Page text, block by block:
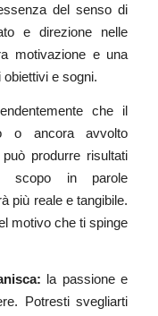
del senso di
e direzione nelle
motivazione e una
e sogni.
che il
o ancora avvolto
produrre risultati
scopo in parole
più reale e tangibile.
motivo che ti spinge
la passione e
Potresti svegliarti